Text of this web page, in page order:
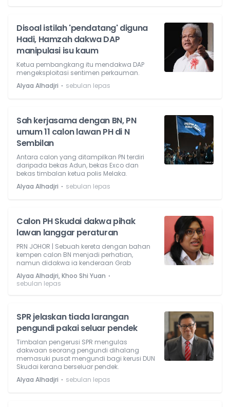
Disoal istilah 'pendatang' diguna
Hadi, Hamzah dakwa DAP
manipulasi isu kaum
Ketua pembangkang itu mendakwa DAP
mengeksploitasi sentimen perkauman.
Alyaa Alhadjri ⋅ sebulan lepas
Sah kerjasama dengan BN, PN
umum 11 calon lawan PH di N
Sembilan
Antara calon yang ditampilkan PN terdiri
daripada bekas Adun, bekas Exco dan
bekas timbalan ketua polis Melaka.
Alyaa Alhadjri ⋅ sebulan lepas
Calon PH Skudai dakwa pihak
lawan langgar peraturan
PRN JOHOR | Sebuah kereta dengan bahan
kempen calon BN menjadi perhatian,
namun didakwa ia kenderaan Grab
Alyaa Alhadjri, Khoo Shi Yuan ⋅
sebulan lepas
SPR jelaskan tiada larangan
pengundi pakai seluar pendek
Timbalan pengerusi SPR mengulas
dakwaan seorang pengundi dihalang
memasuki pusat mengundi bagi kerusi DUN
Skudai kerana berseluar pendek.
Alyaa Alhadjri ⋅ sebulan lepas